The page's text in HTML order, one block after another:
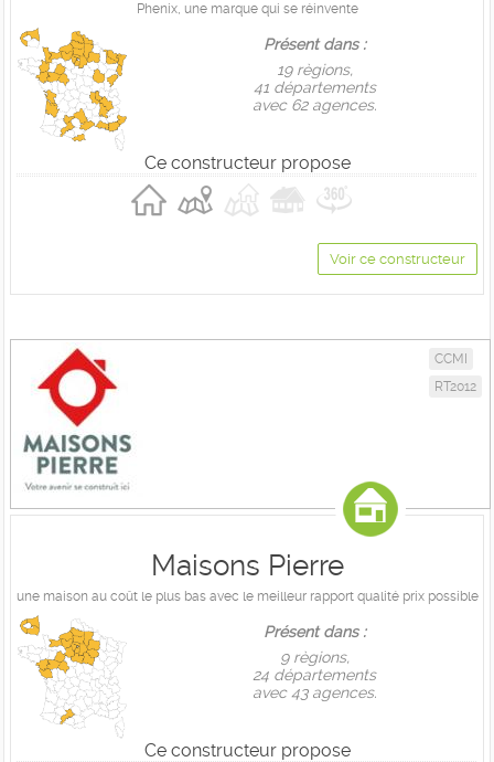
Phenix, une marque qui se réinvente
Présent dans :
19 règions,
41 départements
avec 62 agences.
Ce constructeur propose
Voir ce constructeur
CCMI
RT2012
Maisons Pierre
une maison au coût le plus bas avec le meilleur rapport qualité prix possible
Présent dans :
9 règions,
24 départements
avec 43 agences.
Ce constructeur propose